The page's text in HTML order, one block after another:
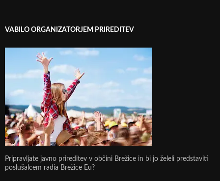
VABILO ORGANIZATORJEM PRIREDITEV
Pripravljate javno prireditev v občini Brežice in bi jo želeli predstaviti
poslušalcem radia Brežice Eu?